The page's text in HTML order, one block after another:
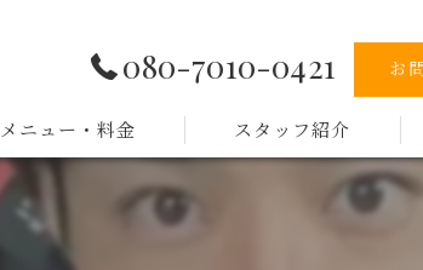
080-7010-0421 お
メニュー・料金 スタッフ紹介